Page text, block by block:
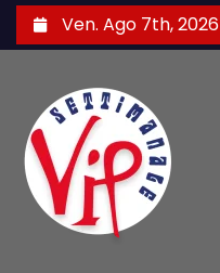
a
Ven. Ago 7th, 2026